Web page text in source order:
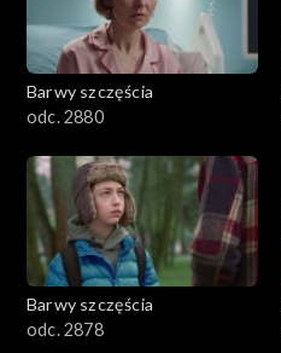
Barwy szczęścia
odc. 2880
Barwy szczęścia
odc. 2878